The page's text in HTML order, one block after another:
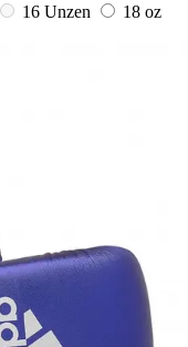
16 Unzen
18 oz